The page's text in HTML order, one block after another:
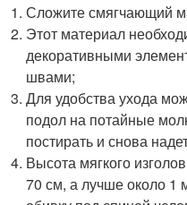
Сложите смягчающий
Этот материал
декоративными
швами;
Для удобства ухода
подол на потайные
постирать и снова
Высота мягкого
70 см, а лучше около 1